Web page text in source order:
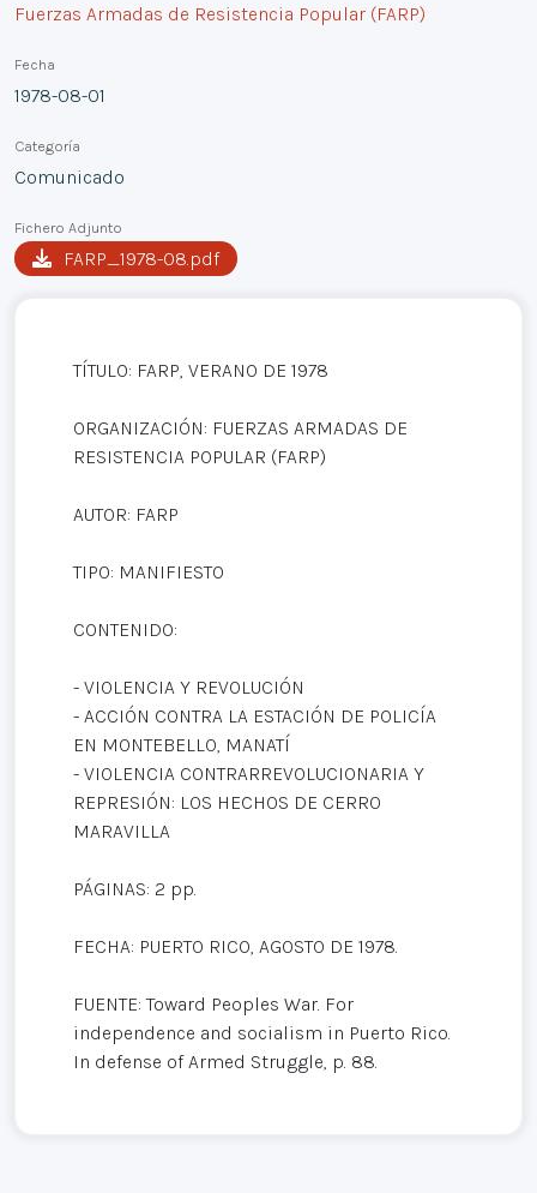
Fuerzas Armadas de Resistencia Popular (FARP)
Fecha
1978-08-01
Categoría
Comunicado
Fichero Adjunto
FARP_1978-08.pdf
TÍTULO: FARP, VERANO DE 1978
ORGANIZACIÓN: FUERZAS ARMADAS DE
RESISTENCIA POPULAR (FARP)
AUTOR: FARP
TIPO: MANIFIESTO
CONTENIDO:
- VIOLENCIA Y REVOLUCIÓN
- ACCIÓN CONTRA LA ESTACIÓN DE POLICÍA
EN MONTEBELLO, MANATÍ
- VIOLENCIA CONTRARREVOLUCIONARIA Y
REPRESIÓN: LOS HECHOS DE CERRO
MARAVILLA
PÁGINAS: 2 pp.
FECHA: PUERTO RICO, AGOSTO DE 1978.
FUENTE: Toward Peoples War. For
independence and socialism in Puerto Rico.
In defense of Armed Struggle, p. 88.